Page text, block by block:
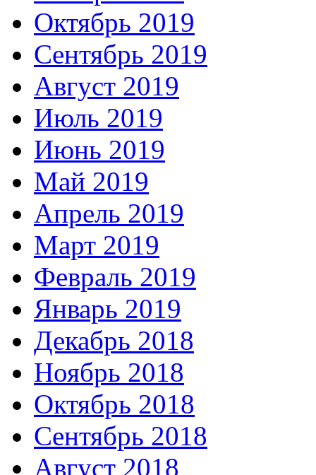
Октябрь 2019
Сентябрь 2019
Август 2019
Июль 2019
Июнь 2019
Май 2019
Апрель 2019
Март 2019
Февраль 2019
Январь 2019
Декабрь 2018
Ноябрь 2018
Октябрь 2018
Сентябрь 2018
Август 2018